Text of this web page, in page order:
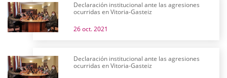
Declaración institucional ante las agresiones
ocurridas en Vitoria-Gasteiz
26 oct. 2021
Declaración institucional ante las agresiones
ocurridas en Vitoria-Gasteiz